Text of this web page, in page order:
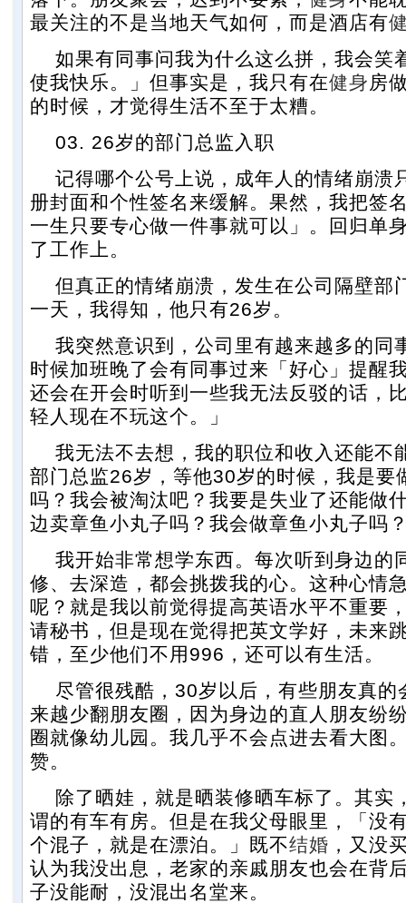
最关注的不是当地天气如何，而是酒店有
如果有同事问我为什么这么拼，我会笑
使我快乐。」但事实是，我只有在健身 房
的时候，才觉得生活不至于太糟。
03. 26岁的部门总监入职
记得哪个公号上说，成年人的情绪崩溃
册封面和个性签名来缓解。果然，我把签
一生只要专心做一件事就可以」。回归单
了工作上。
但真正的情绪崩溃，发生在公司隔壁部
一天，我得知，他只有26岁。
我突然意识到，公司里有越来越多的同
时候加班晚了会有同事过来「好心」提醒
还会在开会时听到一些我无法反驳的话，
轻人现在不玩这个。」
我无法不去想，我的职位和收入还能不
部门总监26岁，等他30岁的时候，我是要
吗？我会被淘汰吧？我要是失业了还能做
边卖章鱼小丸子吗？我会做章鱼小丸子吗
我开始非常想学东西。每次听到身边的
修、去深造，都会挑拨我的心。这种心情
呢？就是我以前觉得提高英语水平不重要
请秘书，但是现在觉得把英文学好，未来
错，至少他们不用996，还可以有生活。
尽管很残酷，30岁以后，有些朋友真的
来越少翻朋友圈，因为身边的直人朋友纷
圈就像幼儿园。我几乎不会点进去看大图
赞。
除了晒娃，就是晒装修晒车标了。其实
谓的有车有房。但是在我父母眼里，「没
个混子，就是在漂泊。」既不结婚 ，又没
认为我没出息，老家的亲戚朋友也会在背
子没能耐，没混出名堂来。